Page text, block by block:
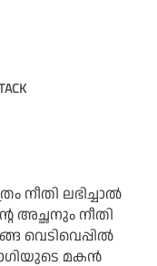
നീതി ലഭിച്ചാല്‍
അച്ഛനും നീതി
വെടിവെപ്പില്‍
മകന്‍